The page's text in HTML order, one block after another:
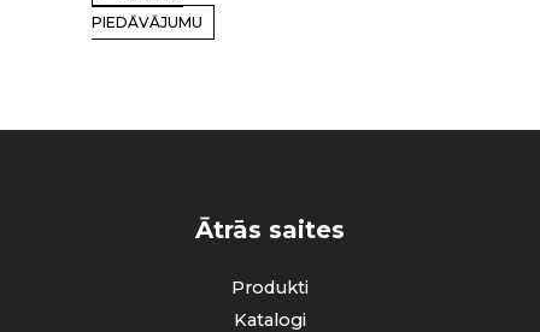
PIEDĀVĀJUMU
Ātrās saites
Produkti
Katalogi